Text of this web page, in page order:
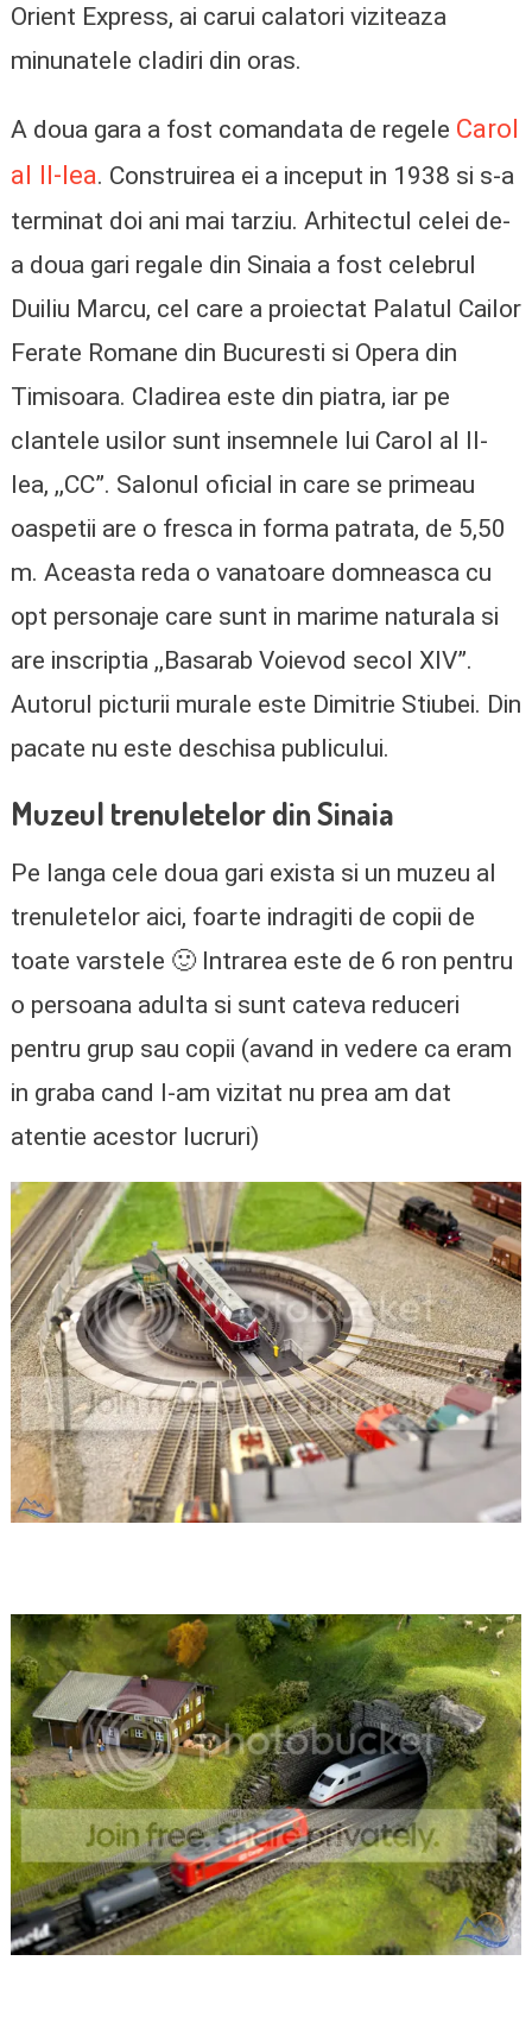
Orient Express, ai carui calatori viziteaza
minunatele cladiri din oras.
A doua gara a fost comandata de regele Carol
al II-lea. Construirea ei a inceput in 1938 si s-a
terminat doi ani mai tarziu. Arhitectul celei de-
a doua gari regale din Sinaia a fost celebrul
Duiliu Marcu, cel care a proiectat Palatul Cailor
Ferate Romane din Bucuresti si Opera din
Timisoara. Cladirea este din piatra, iar pe
clantele usilor sunt insemnele lui Carol al II-
lea, ,,CC”. Salonul oficial in care se primeau
oaspetii are o fresca in forma patrata, de 5,50
m. Aceasta reda o vanatoare domneasca cu
opt personaje care sunt in marime naturala si
are inscriptia ,,Basarab Voievod secol XIV”.
Autorul picturii murale este Dimitrie Stiubei. Din
pacate nu este deschisa publicului.
Muzeul trenuletelor din Sinaia
Pe langa cele doua gari exista si un muzeu al
trenuletelor aici, foarte indragiti de copii de
toate varstele 🙂 Intrarea este de 6 ron pentru
o persoana adulta si sunt cateva reduceri
pentru grup sau copii (avand in vedere ca eram
in graba cand l-am vizitat nu prea am dat
atentie acestor lucruri)